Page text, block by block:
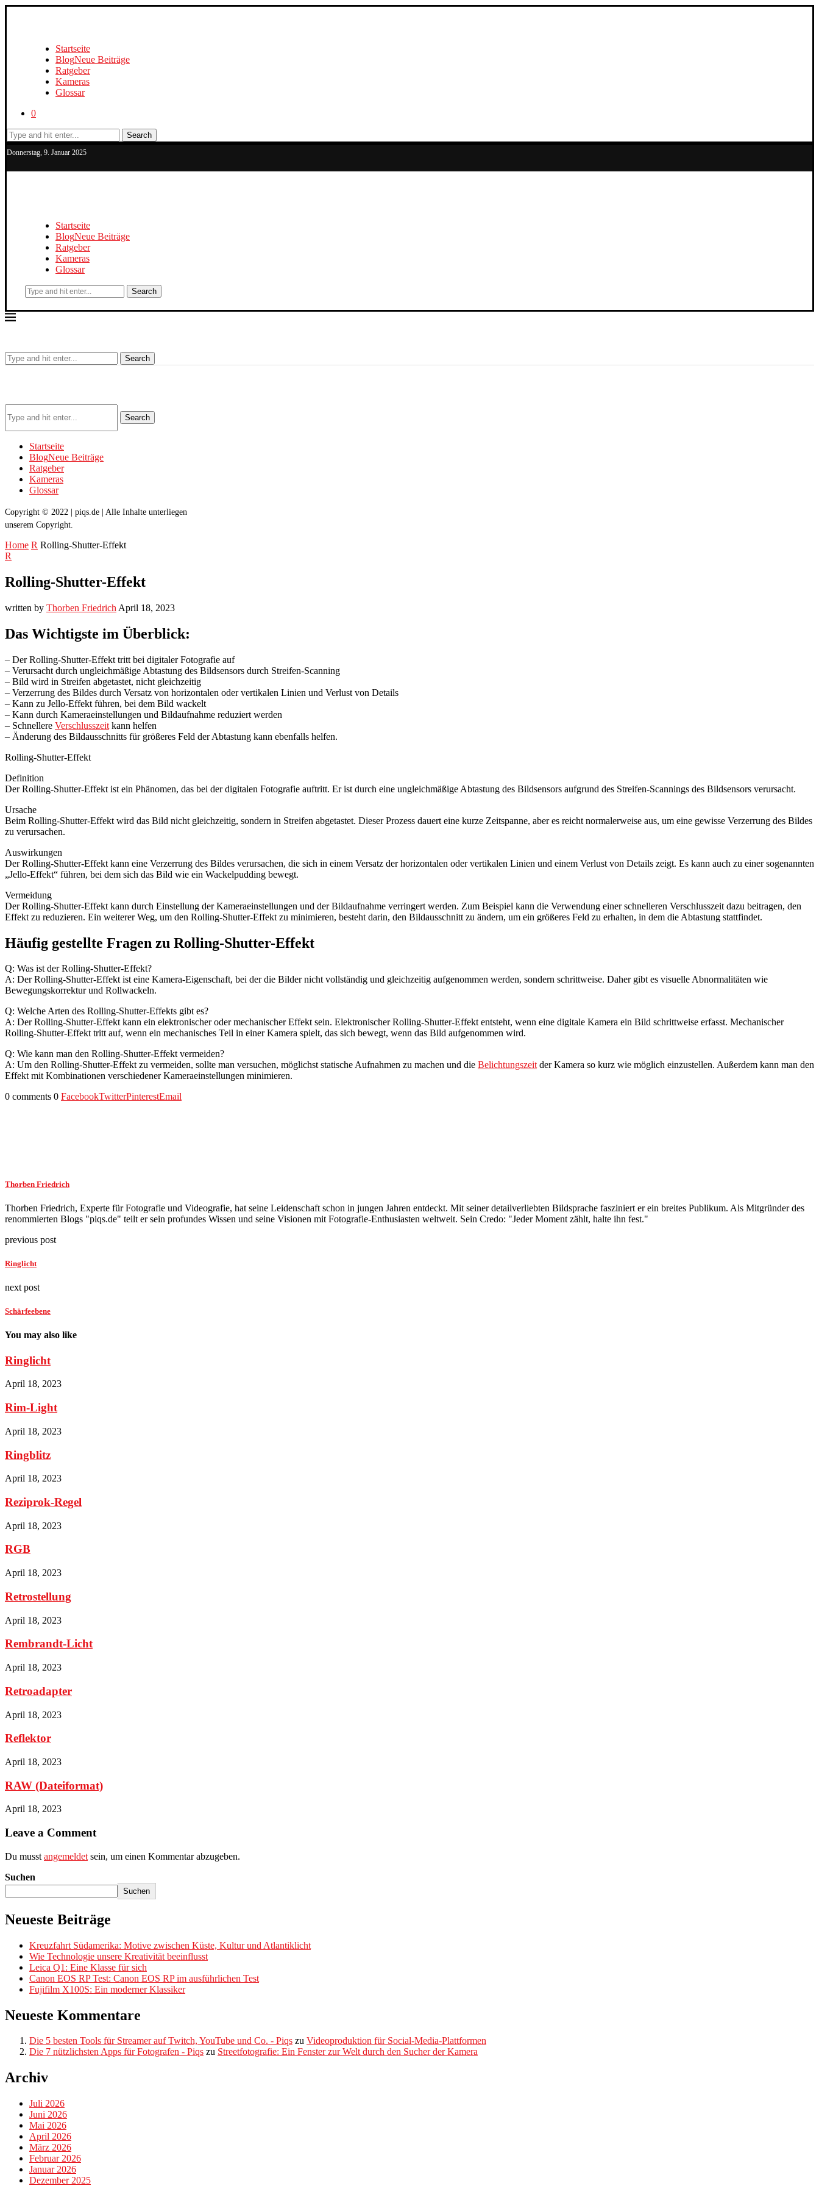
Startseite
BlogNeue Beiträge
Ratgeber
Kameras
Glossar
0
Search
Donnerstag, 9. Januar 2025
Startseite
BlogNeue Beiträge
Ratgeber
Kameras
Glossar
Search
Search
Search
Startseite
BlogNeue Beiträge
Ratgeber
Kameras
Glossar
Copyright © 2022 | piqs.de | Alle Inhalte unterliegen
unserem Copyright.
Home R Rolling-Shutter-Effekt
R
Rolling-Shutter-Effekt
written by Thorben Friedrich April 18, 2023
Das Wichtigste im Überblick:
– Der Rolling-Shutter-Effekt tritt bei digitaler Fotografie auf
– Verursacht durch ungleichmäßige Abtastung des Bildsensors durch Streifen-Scanning
– Bild wird in Streifen abgetastet, nicht gleichzeitig
– Verzerrung des Bildes durch Versatz von horizontalen oder vertikalen Linien und Verlust von Details
– Kann zu Jello-Effekt führen, bei dem Bild wackelt
– Kann durch Kameraeinstellungen und Bildaufnahme reduziert werden
– Schnellere Verschlusszeit kann helfen
– Änderung des Bildausschnitts für größeres Feld der Abtastung kann ebenfalls helfen.
Rolling-Shutter-Effekt
Definition
Der Rolling-Shutter-Effekt ist ein Phänomen, das bei der digitalen Fotografie auftritt. Er ist durch eine ungleichmäßige Abtastung des Bildsensors aufgrund des Streifen-Scannings des Bildsensors verursacht.
Ursache
Beim Rolling-Shutter-Effekt wird das Bild nicht gleichzeitig, sondern in Streifen abgetastet. Dieser Prozess dauert eine kurze Zeitspanne, aber es reicht normalerweise aus, um eine gewisse Verzerrung des Bildes
zu verursachen.
Auswirkungen
Der Rolling-Shutter-Effekt kann eine Verzerrung des Bildes verursachen, die sich in einem Versatz der horizontalen oder vertikalen Linien und einem Verlust von Details zeigt. Es kann auch zu einer sogenannten
„Jello-Effekt“ führen, bei dem sich das Bild wie ein Wackelpudding bewegt.
Vermeidung
Der Rolling-Shutter-Effekt kann durch Einstellung der Kameraeinstellungen und der Bildaufnahme verringert werden. Zum Beispiel kann die Verwendung einer schnelleren Verschlusszeit dazu beitragen, den
Effekt zu reduzieren. Ein weiterer Weg, um den Rolling-Shutter-Effekt zu minimieren, besteht darin, den Bildausschnitt zu ändern, um ein größeres Feld zu erhalten, in dem die Abtastung stattfindet.
Häufig gestellte Fragen zu Rolling-Shutter-Effekt
Q: Was ist der Rolling-Shutter-Effekt?
A: Der Rolling-Shutter-Effekt ist eine Kamera-Eigenschaft, bei der die Bilder nicht vollständig und gleichzeitig aufgenommen werden, sondern schrittweise. Daher gibt es visuelle Abnormalitäten wie
Bewegungskorrektur und Rollwackeln.
Q: Welche Arten des Rolling-Shutter-Effekts gibt es?
A: Der Rolling-Shutter-Effekt kann ein elektronischer oder mechanischer Effekt sein. Elektronischer Rolling-Shutter-Effekt entsteht, wenn eine digitale Kamera ein Bild schrittweise erfasst. Mechanischer
Rolling-Shutter-Effekt tritt auf, wenn ein mechanisches Teil in einer Kamera spielt, das sich bewegt, wenn das Bild aufgenommen wird.
Q: Wie kann man den Rolling-Shutter-Effekt vermeiden?
A: Um den Rolling-Shutter-Effekt zu vermeiden, sollte man versuchen, möglichst statische Aufnahmen zu machen und die Belichtungszeitder Kamera so kurz wie möglich einzustellen. Außerdem kann man den
Effekt mit Kombinationen verschiedener Kameraeinstellungen minimieren.
0 comments 0 FacebookTwitterPinterestEmail
Thorben Friedrich
Thorben Friedrich, Experte für Fotografie und Videografie, hat seine Leidenschaft schon in jungen Jahren entdeckt. Mit seiner detailverliebten Bildsprache fasziniert er ein breites Publikum. Als Mitgründer des
renommierten Blogs "piqs.de" teilt er sein profundes Wissen und seine Visionen mit Fotografie-Enthusiasten weltweit. Sein Credo: "Jeder Moment zählt, halte ihn fest."
previous post
Ringlicht
next post
Schärfeebene
You may also like
Ringlicht
April 18, 2023
Rim-Light
April 18, 2023
Ringblitz
April 18, 2023
Reziprok-Regel
April 18, 2023
RGB
April 18, 2023
Retrostellung
April 18, 2023
Rembrandt-Licht
April 18, 2023
Retroadapter
April 18, 2023
Reflektor
April 18, 2023
RAW (Dateiformat)
April 18, 2023
Leave a Comment
Du musst angemeldet sein, um einen Kommentar abzugeben.
Suchen
Suchen
Neueste Beiträge
Kreuzfahrt Südamerika: Motive zwischen Küste, Kultur und Atlantiklicht
Wie Technologie unsere Kreativität beeinflusst
Leica Q1: Eine Klasse für sich
Canon EOS RP Test: Canon EOS RP im ausführlichen Test
Fujifilm X100S: Ein moderner Klassiker
Neueste Kommentare
Die 5 besten Tools für Streamer auf Twitch, YouTube und Co. - Piqs zu Videoproduktion für Social-Media-Plattformen
Die 7 nützlichsten Apps für Fotografen - Piqs zu Streetfotografie: Ein Fenster zur Welt durch den Sucher der Kamera
Archiv
Juli 2026
Juni 2026
Mai 2026
April 2026
März 2026
Februar 2026
Januar 2026
Dezember 2025